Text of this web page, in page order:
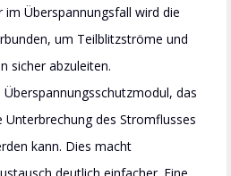
Überspannungsfall wird die
um Teilblitzströme und
sicher abzuleiten.
das
des Stromflusses
kann. Dies macht